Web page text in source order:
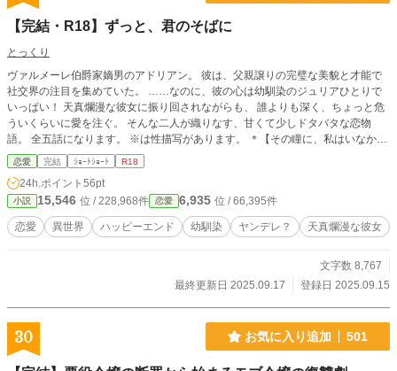
【完結・R18】ずっと、君のそばに
とっくり
ヴァルメーレ伯爵家嫡男のアドリアン。 彼は、父親譲りの完璧な美貌と才能で
社交界の注目を集めていた。 ……なのに、彼の心は幼馴染のジュリアひとりで
いっぱい！ 天真爛漫な彼女に振り回されながらも、 誰よりも深く、ちょっと危
ういくらいに愛を注ぐ。 そんな二人が織りなす、甘くて少しドタバタな恋物
語。 全五話になります。 ※は性描写があります。 ＊【その瞳に、私はいなかっ
た】 のユーグの嫡男・アドリアンの話になります。 アドリアンは、「もう一つ
の物語〜if十二年後〜」に出ています。 二つの物語を読んでいただいた方が、よ
り世界観がわかる内容になっています。(読んでいなくても大丈夫です)
恋愛 完結 ｼｮｰﾄｼｮｰﾄ R18
24h.ポイント 56pt
小説 15,546 位 / 228,968件 恋愛 6,935 位 / 66,395件
恋愛 異世界 ハッピーエンド 幼馴染 ヤンデレ？ 天真爛漫な彼女
文字数 8,767
最終更新日 2025.09.17
登録日 2025.09.15
30 お気に入り追加 501